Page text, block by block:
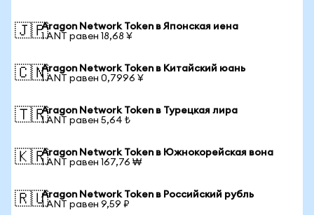
🇯🇵Aragon Network Token в Японская иена
1 ANT равен 18,68 ¥
🇨🇳Aragon Network Token в Китайский юань
1 ANT равен 0,7996 ¥
🇹🇷Aragon Network Token в Турецкая лира
1 ANT равен 5,64 ₺
🇰🇷Aragon Network Token в Южнокорейская вона
1 ANT равен 167,76 ₩
🇷🇺Aragon Network Token в Российский рубль
1 ANT равен 9,59 ₽